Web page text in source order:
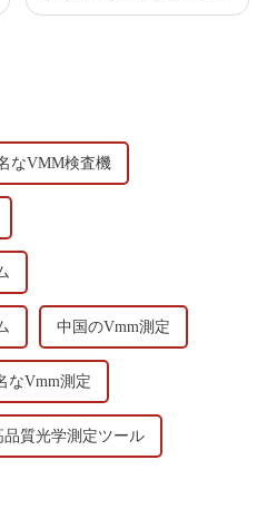
なVMM検査機
中国のVmm測定
なVmm測定
品質光学測定ツール